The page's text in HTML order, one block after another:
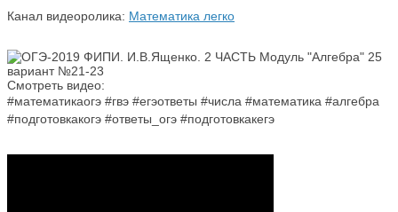
Канал видеоролика: Математика легко
Смотреть видео:
#математикаогэ #гвэ #егэответы #числа #математика #алгебра
#подготовкакогэ #ответы_огэ #подготовкакегэ